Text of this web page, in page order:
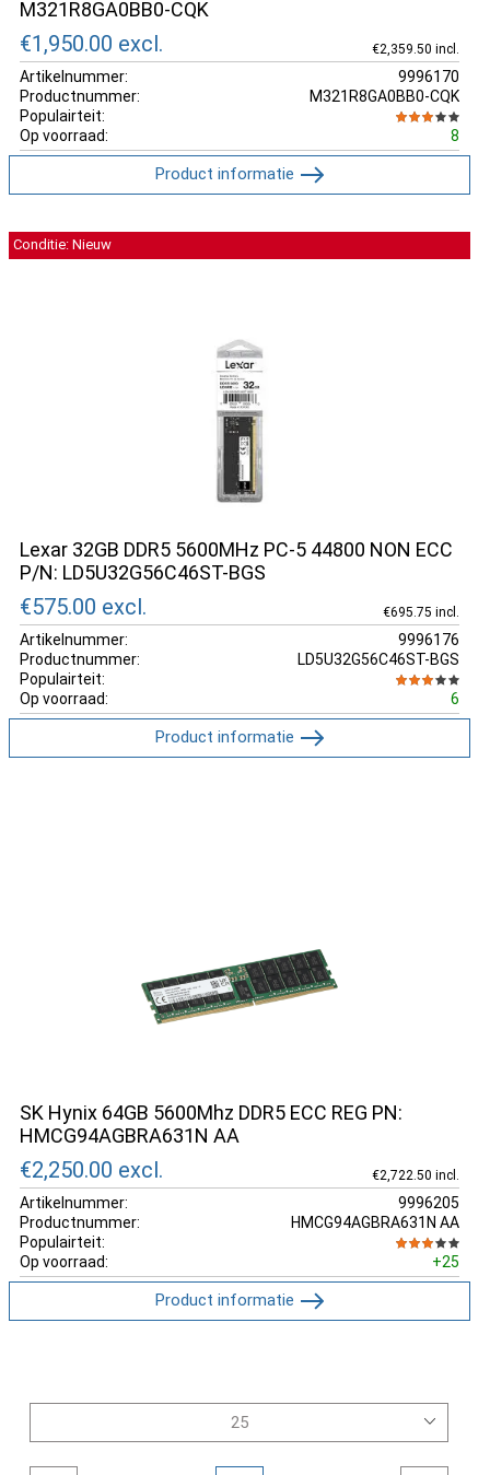
M321R8GA0BB0-CQK
€1,950.00 excl. €2,359.50 incl.
Artikelnummer:
9996170
Productnummer:
M321R8GA0BB0-CQK
Populairteit:
Op voorraad:
8
Product informatie
Lexar 32GB DDR5 5600MHz PC-5 44800 NON ECC
P/N: LD5U32G56C46ST-BGS
€575.00 excl. €695.75 incl.
Artikelnummer:
9996176
Productnummer:
LD5U32G56C46ST-BGS
Populairteit:
Op voorraad:
6
Conditie: Nieuw
Product informatie
SK Hynix 64GB 5600Mhz DDR5 ECC REG PN:
HMCG94AGBRA631N AA
€2,250.00 excl. €2,722.50 incl.
Artikelnummer:
9996205
Productnummer:
HMCG94AGBRA631N AA
Populairteit:
Op voorraad:
+25
Product informatie